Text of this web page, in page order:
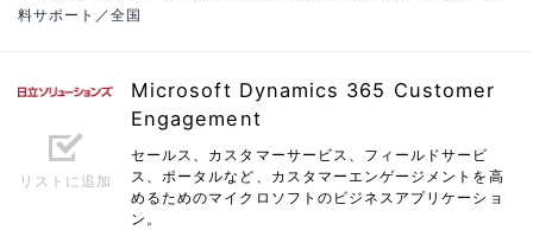
料サポート／全国
リストに追加
Microsoft Dynamics 365 Customer
Engagement
セールス、カスタマーサービス、フィールドサービ
ス、ポータルなど、カスタマーエンゲージメントを高
めるためのマイクロソフトのビジネスアプリケーショ
ン。